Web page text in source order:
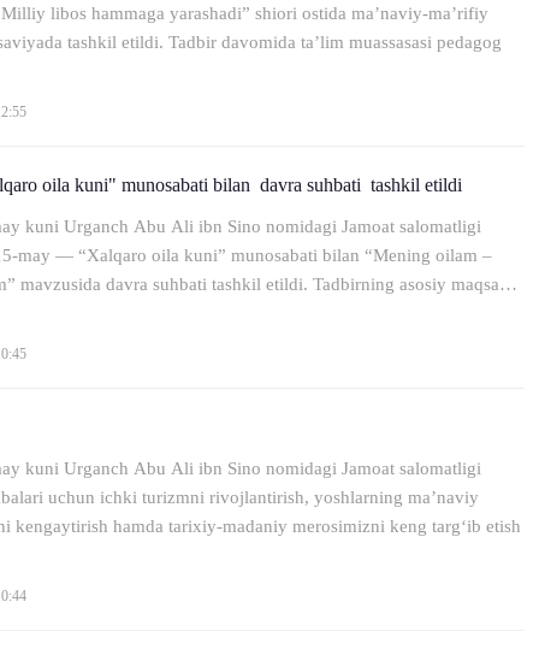
libos hammaga yarashadi” shiori ostida ma’naviy-ma’rifiy
tashkil etildi. Tadbir davomida ta’lim muassasasi pedagog
oila kuni" munosabati bilan davra suhbati tashkil etildi
kuni Urganch Abu Ali ibn Sino nomidagi Jamoat salomatligi
may — “Xalqaro oila kuni” munosabati bilan “Mening oilam –
mavzusida davra suhbati tashkil etildi. Tadbirning asosiy maqsadi
kuni Urganch Abu Ali ibn Sino nomidagi Jamoat salomatligi
uchun ichki turizmni rivojlantirish, yoshlarning ma’naviy
kengaytirish hamda tarixiy-madaniy merosimizni keng targ‘ib etish